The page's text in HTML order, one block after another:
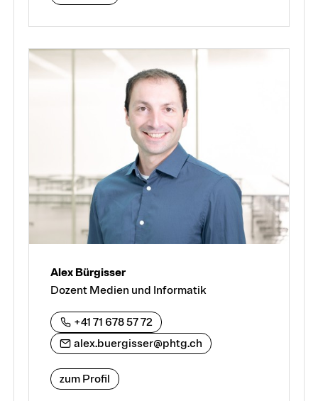
Alex Bürgisser
Dozent Medien und Informatik
+41 71 678 57 72
alex.buergisser@phtg.ch
zum Profil